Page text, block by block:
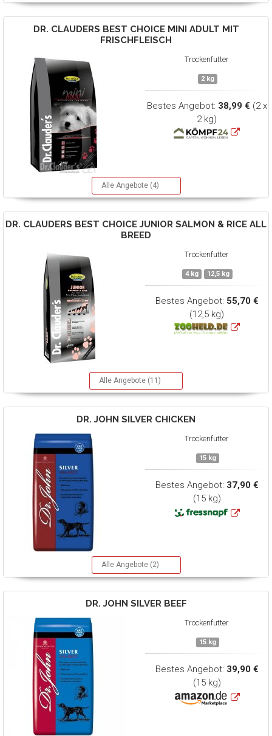
DR. CLAUDERS BEST CHOICE MINI ADULT MIT
FRISCHFLEISCH
Trockenfutter
2 kg
Bestes Angebot: 38,99 € (2 x
2 kg)
Alle Angebote (4)
DR. CLAUDERS BEST CHOICE JUNIOR SALMON & RICE ALL
BREED
Trockenfutter
4 kg 12,5 kg
Bestes Angebot: 55,70 €
(12,5 kg)
Alle Angebote (11)
DR. JOHN SILVER CHICKEN
Trockenfutter
15 kg
Bestes Angebot: 37,90 €
(15 kg)
Alle Angebote (2)
DR. JOHN SILVER BEEF
Trockenfutter
15 kg
Bestes Angebot: 39,90 €
(15 kg)